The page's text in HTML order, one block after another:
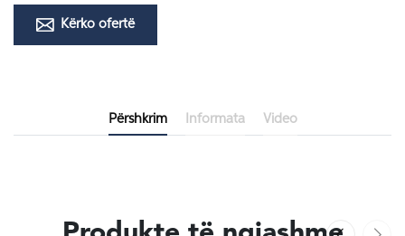
Kërko ofertë
Përshkrim Informata Video